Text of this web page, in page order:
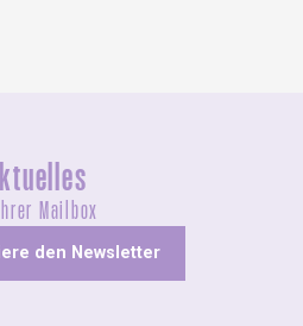
Mailbox
den Newsletter